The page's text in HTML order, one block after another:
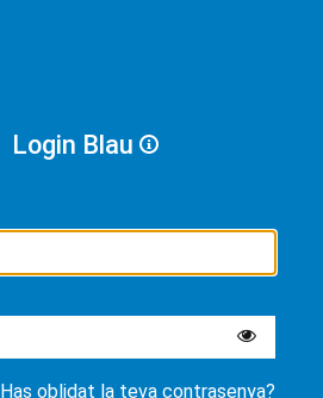
Login Blau
Has oblidat la teva contrasenya?